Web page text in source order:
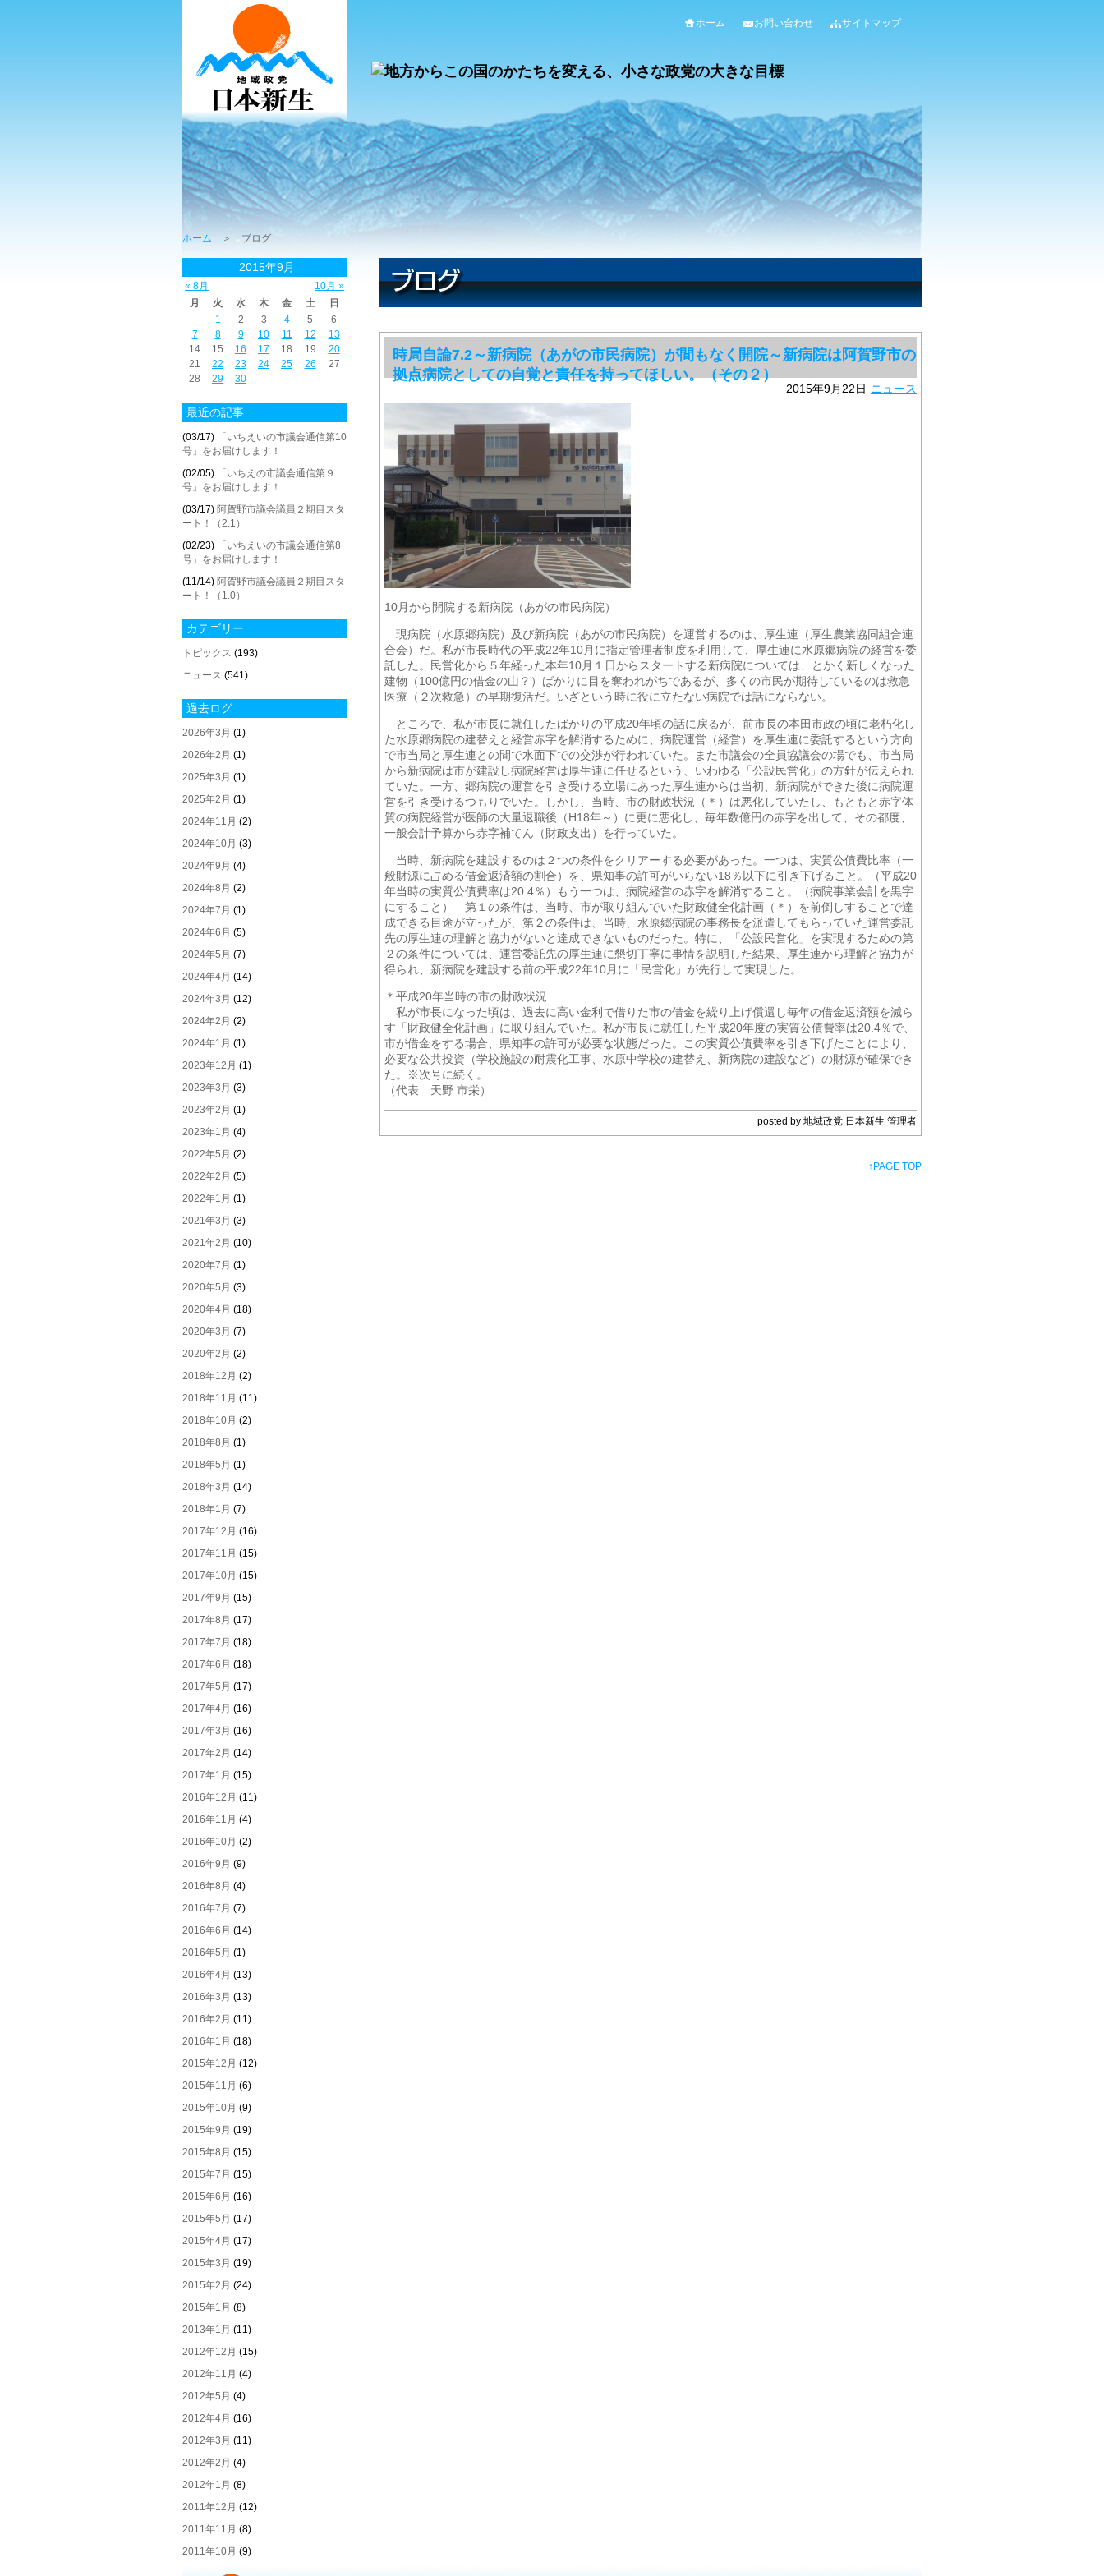
ホーム お問い合わせ サイトマップ
ホーム ＞ ブログ
2015年9月
« 8月
10月 »
月
火 水 木 金 土
日
1
2 3 4 5
6
7
8 9 10 11 12
13
14
15 16 17 18 19
20
21
22 23 24 25 26
27
28
29 30
最近の記事
(03/17)
「いちえいの市議会通信第10
号」をお届けします！
(02/05)
「いちえの市議会通信第９
号」をお届けします！
(03/17) 阿賀野市議会議員２期目スタ
ート！（2.1）
(02/23)
「いちえいの市議会通信第8
号」をお届けします！
(11/14) 阿賀野市議会議員２期目スタ
ート！（1.0）
カテゴリー
トピックス (193)
ニュース (541)
過去ログ
2026年3月 (1)
2026年2月 (1)
2025年3月 (1)
2025年2月 (1)
2024年11月 (2)
2024年10月 (3)
2024年9月 (4)
2024年8月 (2)
2024年7月 (1)
2024年6月 (5)
2024年5月 (7)
2024年4月 (14)
2024年3月 (12)
2024年2月 (2)
2024年1月 (1)
2023年12月 (1)
2023年3月 (3)
2023年2月 (1)
2023年1月 (4)
2022年5月 (2)
2022年2月 (5)
2022年1月 (1)
2021年3月 (3)
2021年2月 (10)
2020年7月 (1)
2020年5月 (3)
2020年4月 (18)
2020年3月 (7)
2020年2月 (2)
2018年12月 (2)
2018年11月 (11)
2018年10月 (2)
2018年8月 (1)
2018年5月 (1)
2018年3月 (14)
2018年1月 (7)
2017年12月 (16)
2017年11月 (15)
2017年10月 (15)
2017年9月 (15)
2017年8月 (17)
2017年7月 (18)
2017年6月 (18)
2017年5月 (17)
2017年4月 (16)
2017年3月 (16)
2017年2月 (14)
2017年1月 (15)
2016年12月 (11)
2016年11月 (4)
2016年10月 (2)
2016年9月 (9)
2016年8月 (4)
2016年7月 (7)
2016年6月 (14)
2016年5月 (1)
2016年4月 (13)
2016年3月 (13)
2016年2月 (11)
2016年1月 (18)
2015年12月 (12)
2015年11月 (6)
2015年10月 (9)
2015年9月 (19)
2015年8月 (15)
2015年7月 (15)
2015年6月 (16)
2015年5月 (17)
2015年4月 (17)
2015年3月 (19)
2015年2月 (24)
2015年1月 (8)
2013年1月 (11)
2012年12月 (15)
2012年11月 (4)
2012年5月 (4)
2012年4月 (16)
2012年3月 (11)
2012年2月 (4)
2012年1月 (8)
2011年12月 (12)
2011年11月 (8)
2011年10月 (9)
時局自論7.2～新病院（あがの市民病院）が間もなく開院～新病院は阿賀野市の
拠点病院としての自覚と責任を持ってほしい。（その２）
2015年9月22日 ニュース
10月から開院する新病院（あがの市民病院）
現病院（水原郷病院）及び新病院（あがの市民病院）を運営するのは、厚生連（厚生農業協同組合連
合会）だ。私が市長時代の平成22年10月に指定管理者制度を利用して、厚生連に水原郷病院の経営を委
託した。民営化から５年経った本年10月１日からスタートする新病院については、とかく新しくなった
建物（100億円の借金の山？）ばかりに目を奪われがちであるが、多くの市民が期待しているのは救急
医療（２次救急）の早期復活だ。いざという時に役に立たない病院では話にならない。
ところで、私が市長に就任したばかりの平成20年頃の話に戻るが、前市長の本田市政の頃に老朽化し
た水原郷病院の建替えと経営赤字を解消するために、病院運営（経営）を厚生連に委託するという方向
で市当局と厚生連との間で水面下での交渉が行われていた。また市議会の全員協議会の場でも、市当局
から新病院は市が建設し病院経営は厚生連に任せるという、いわゆる「公設民営化」の方針が伝えられ
ていた。一方、郷病院の運営を引き受ける立場にあった厚生連からは当初、新病院ができた後に病院運
営を引き受けるつもりでいた。しかし、当時、市の財政状況（＊）は悪化していたし、もともと赤字体
質の病院経営が医師の大量退職後（H18年～）に更に悪化し、毎年数億円の赤字を出して、その都度、
一般会計予算から赤字補てん（財政支出）を行っていた。
当時、新病院を建設するのは２つの条件をクリアーする必要があった。一つは、実質公債費比率（一
般財源に占める借金返済額の割合）を、県知事の許可がいらない18％以下に引き下げること。（平成20
年当時の実質公債費率は20.4％）もう一つは、病院経営の赤字を解消すること。（病院事業会計を黒字
にすること） 第１の条件は、当時、市が取り組んでいた財政健全化計画（＊）を前倒しすることで達
成できる目途が立ったが、第２の条件は、当時、水原郷病院の事務長を派遣してもらっていた運営委託
先の厚生連の理解と協力がないと達成できないものだった。特に、「公設民営化」を実現するための第
２の条件については、運営委託先の厚生連に懇切丁寧に事情を説明した結果、厚生連から理解と協力が
得られ、新病院を建設する前の平成22年10月に「民営化」が先行して実現した。
＊平成20年当時の市の財政状況
私が市長になった頃は、過去に高い金利で借りた市の借金を繰り上げ償還し毎年の借金返済額を減ら
す「財政健全化計画」に取り組んでいた。私が市長に就任した平成20年度の実質公債費率は20.4％で、
市が借金をする場合、県知事の許可が必要な状態だった。この実質公債費率を引き下げたことにより、
必要な公共投資（学校施設の耐震化工事、水原中学校の建替え、新病院の建設など）の財源が確保でき
た。※次号に続く。
（代表 天野 市栄）
posted by 地域政党 日本新生 管理者
↑ PAGE TOP